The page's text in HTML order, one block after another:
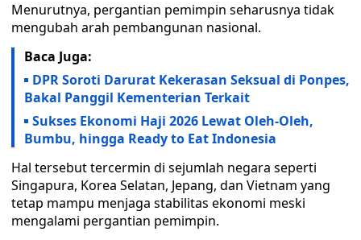
Menurutnya, pergantian pemimpin seharusnya tidak
mengubah arah pembangunan nasional.
Baca Juga:
DPR Soroti Darurat Kekerasan Seksual di Ponpes,
Bakal Panggil Kementerian Terkait
Sukses Ekonomi Haji 2026 Lewat Oleh-Oleh,
Bumbu, hingga Ready to Eat Indonesia
Hal tersebut tercermin di sejumlah negara seperti
Singapura, Korea Selatan, Jepang, dan Vietnam yang
tetap mampu menjaga stabilitas ekonomi meski
mengalami pergantian pemimpin.